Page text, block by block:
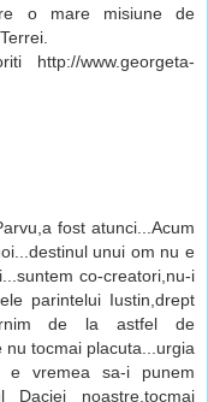
o mare misiune de
http://www.georgeta-
fost atunci...Acum
unui om nu e
co-creatori,nu-i
parintelui Iustin,drept
de la astfel de
tocmai placuta...urgia
e vremea sa-i punem
Daciei noastre,tocmai